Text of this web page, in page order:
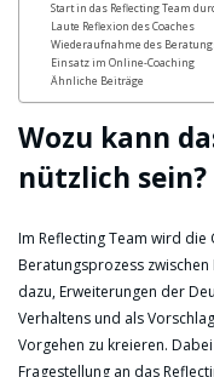
Start in das Reflecting Team
Laute Reflexion des Coaches
Wiederaufnahme des
Einsatz im Online-Coaching
Ähnliche Beiträge
Wozu kann
nützlich sein?
Im Reflecting Team wird
Beratungsprozess
dazu, Erweiterungen der
Verhaltens und als
Vorgehen zu kreieren.
Fragestellung an das